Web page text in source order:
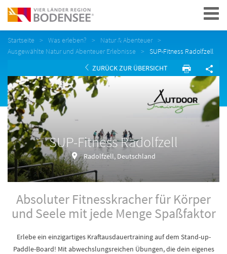
Navigation
Startseite Was erleben?
Natur & Abenteuer
Ausgewählte Natur und Abenteuer Erlebnisse
SUP-Fitness Radolfzell
ZURÜCK ZUR ÜBERSICHT
SUP-Fitness Radolfzell
Radolfzell, Deutschland
Absoluter Fitnesskracher für Körper
und Seele mit jede Menge Spaßfaktor
Erlebe ein einzigartiges Kraftausdauertraining auf dem Stand-up-
Paddle-Board! Mit abwechslungsreichen Übungen, die dein eigenes